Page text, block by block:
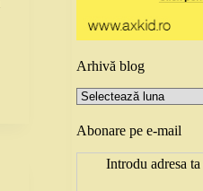
Arhivă blog
Arhivă
blog
Abonare pe e-mail
Introdu adresa